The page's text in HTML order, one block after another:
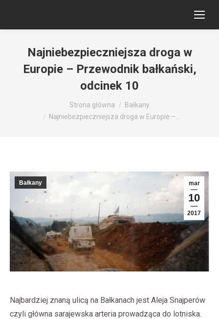
Najniebezpieczniejsza droga w
Europie – Przewodnik bałkański,
odcinek 10
Strona główna
Bałkany
Najniebezpieczniejsza droga w Europie –…
mar
10
2017
Bałkany
Najbardziej znaną ulicą na Bałkanach jest Aleja Snajperów
czyli główna sarajewska arteria prowadząca do lotniska.